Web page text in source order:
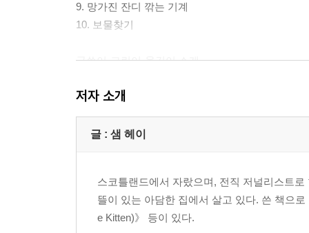
9. 망가진 잔디 깎는 기계
10. 보물찾기
글쓴이·그린이·옮긴이 소개
저자 소개
글 : 샘 헤이
스코틀랜드에서 자랐으며, 전직 저널리스트
뜰이 있는 아담한 집에서 살고 있다. 쓴 책으
e Kitten)》 등이 있다.